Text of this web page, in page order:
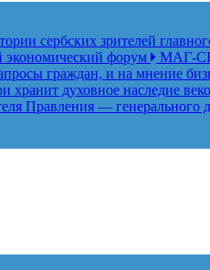
сербских зрителей
экономический форум
МАГ-
граждан, и на мнение
хранит духовное наследие
— генерального